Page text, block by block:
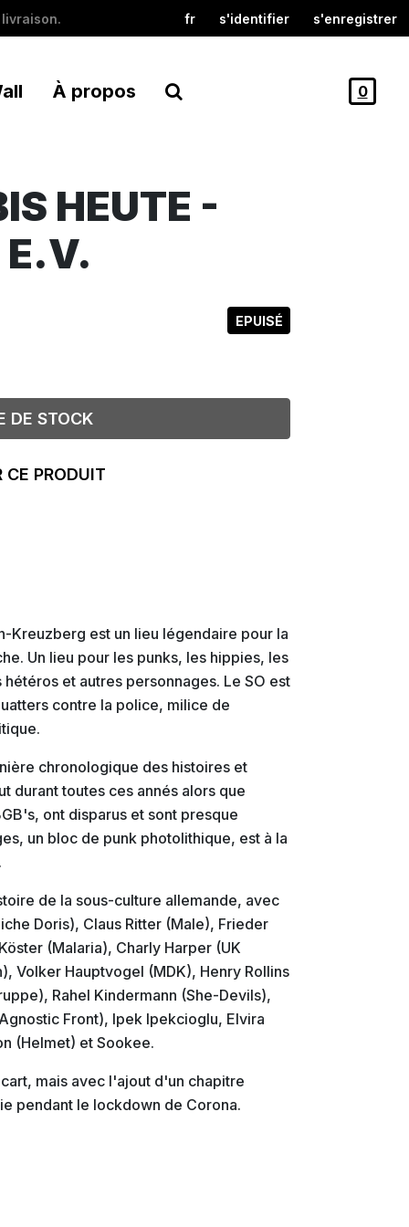
fr s'identifier s'enregistrer
À propos 0
HEUTE -
E.V.
EPUISÉ
DE STOCK
CE PRODUIT
Kreuzberg est un lieu légendaire pour la
Un lieu pour les punks, les hippies, les
et autres personnages. Le SO est
contre la police, milice de
chronologique des histoires et
durant toutes ces annés alors que
ont disparus et sont presque
un bloc de punk photolithique, est à la
de la sous-culture allemande, avec
Doris), Claus Ritter (Male), Frieder
(Malaria), Charly Harper (UK
Volker Hauptvogel (MDK), Henry Rollins
Rahel Kindermann (She-Devils),
Front), Ipek Ipekcioglu, Elvira
(Helmet) et Sookee.
mais avec l'ajout d'un chapitre
pendant le lockdown de Corona.